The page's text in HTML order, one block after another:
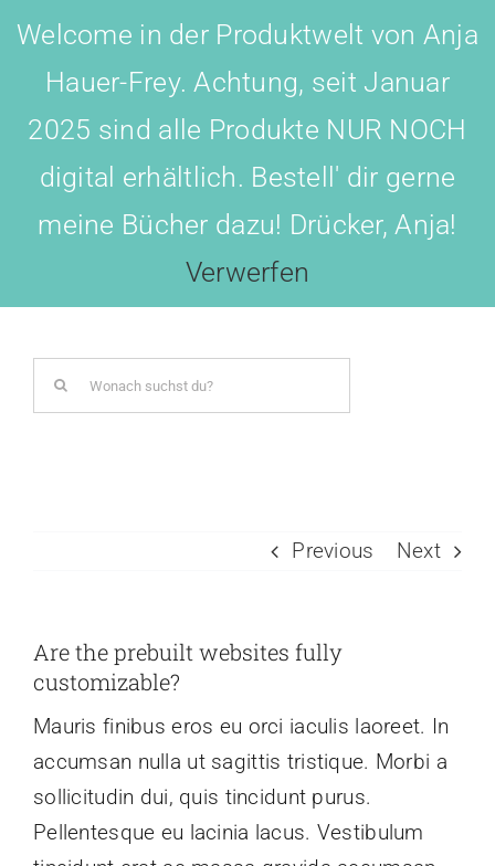
Welcome in der Produktwelt von Anja
Hauer-Frey. Achtung, seit Januar
2025 sind alle Produkte NUR NOCH
digital erhältlich. Bestell' dir gerne
meine Bücher dazu! Drücker, Anja!
Verwerfen
content
Search
for:
BOTSCHAFTER WERDEN!
VERLAG
FREE
Previous Next
Are the prebuilt websites fully
customizable?
Mauris finibus eros eu orci iaculis laoreet. In
accumsan nulla ut sagittis tristique. Morbi a
sollicitudin dui, quis tincidunt purus.
Pellentesque eu lacinia lacus. Vestibulum